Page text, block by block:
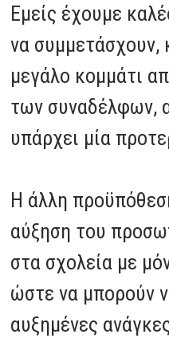
Εμείς έχουμε
να συμμετάσχουν,
μεγάλο κομμάτι
των συναδέλφων,
υπάρχει μία
Η άλλη
αύξηση του
στα σχολεία με
ώστε να μπορούν
αυξημένες